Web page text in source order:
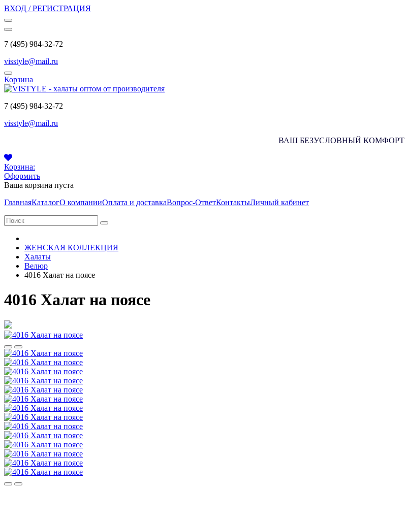
ВХОД / РЕГИСТРАЦИЯ
7 (495) 984-32-72
visstyle@mail.ru
Корзина
7 (495) 984-32-72
visstyle@mail.ru
ВАШ БЕЗУСЛОВНЫЙ КОМФОРТ
Корзина:
Оформить
Ваша корзина пуста
ГлавнаяКаталогО компанииОплата и доставкаВопрос-ОтветКонтактыЛичный кабинет
ЖЕНСКАЯ КОЛЛЕКЦИЯ
Халаты
Велюр
4016 Халат на поясе
4016 Халат на поясе